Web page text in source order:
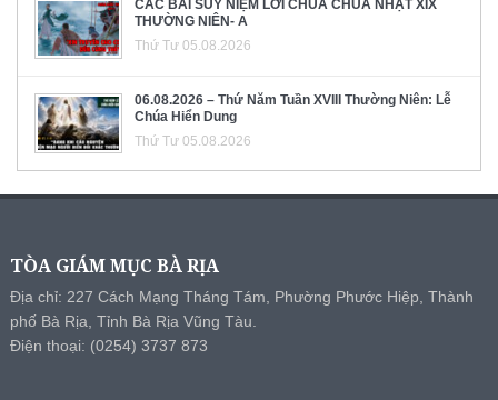
CÁC BÀI SUY NIỆM LỜI CHÚA CHÚA NHẬT XIX
THƯỜNG NIÊN- A
Thứ Tư 05.08.2026
06.08.2026 – Thứ Năm Tuần XVIII Thường Niên: Lễ
Chúa Hiển Dung
Thứ Tư 05.08.2026
TÒA GIÁM MỤC BÀ RỊA
Địa chỉ: 227 Cách Mạng Tháng Tám, Phường Phước Hiệp, Thành
phố Bà Rịa, Tỉnh Bà Rịa Vũng Tàu.
Điện thoại: (0254) 3737 873